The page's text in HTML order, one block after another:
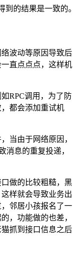
的结果是一致的。
波动等原因导致后
直点点点，这样机
RPC调用，为了防
都会添加重试机
当由于网络原因，
消息的重复投递，
做的比较粗糙，黑
样就会导致业务出
邻居小孩报名了一
，功能做的也差，
抓到接口信息之后